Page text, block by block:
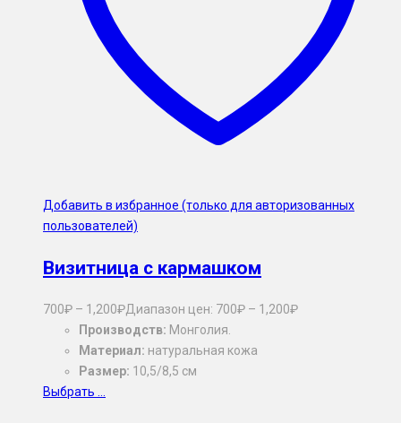
Добавить в избранное (только для авторизованных
пользователей)
Визитница с кармашком
700₽ – 1,200₽Диапазон цен: 700₽ – 1,200₽
Производств: Монголия.
Материал: натуральная кожа
Размер: 10,5/8,5 см
Выбрать ...